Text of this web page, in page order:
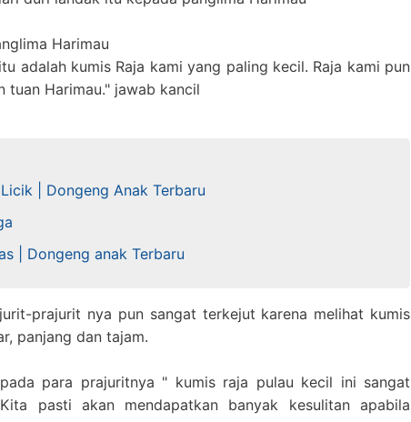
Harimau
adalah kumis Raja kami yang paling kecil. Raja kami pun
tuan Harimau." jawab kancil
| Dongeng Anak Terbaru
| Dongeng anak Terbaru
prajurit nya pun sangat terkejut karena melihat kumis
panjang dan tajam.
para prajuritnya " kumis raja pulau kecil ini sangat
pasti akan mendapatkan banyak kesulitan apabila